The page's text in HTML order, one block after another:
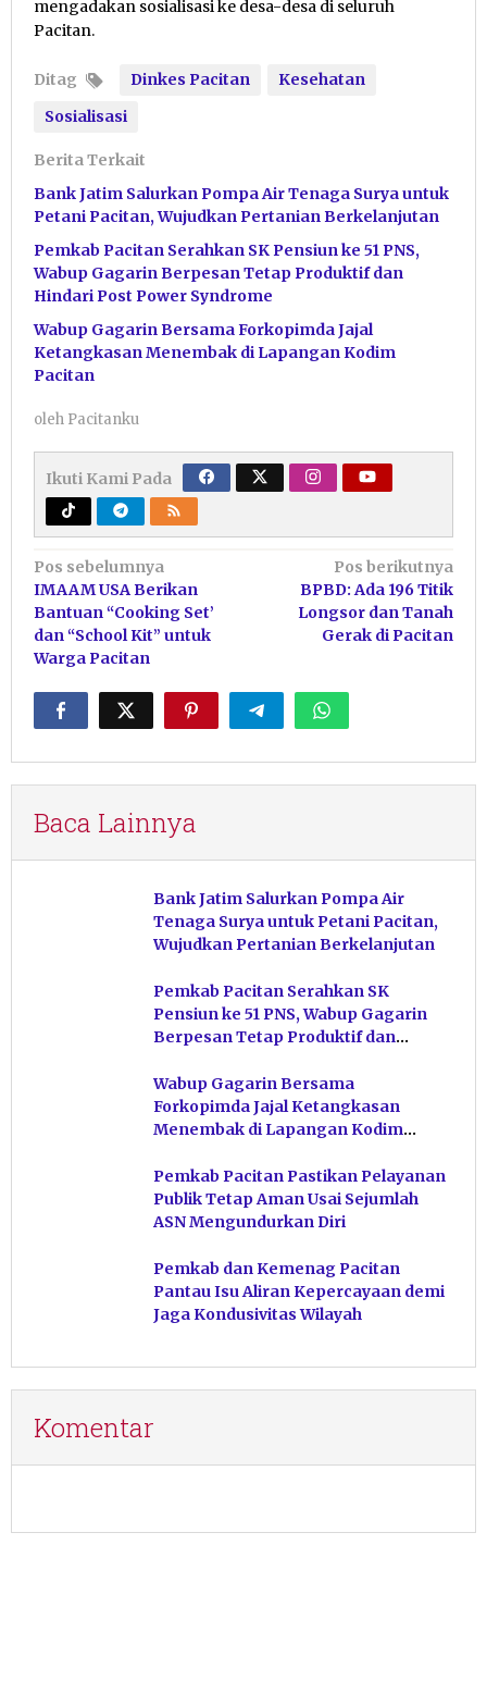
mengadakan sosialisasi ke desa-desa di seluruh
Pacitan.
Ditag Dinkes Pacitan
Kesehatan
Sosialisasi
Berita Terkait
Bank Jatim Salurkan Pompa Air Tenaga Surya untuk
Petani Pacitan, Wujudkan Pertanian Berkelanjutan
Pemkab Pacitan Serahkan SK Pensiun ke 51 PNS,
Wabup Gagarin Berpesan Tetap Produktif dan
Hindari Post Power Syndrome
Wabup Gagarin Bersama Forkopimda Jajal
Ketangkasan Menembak di Lapangan Kodim
Pacitan
oleh Pacitanku
Ikuti Kami Pada
Navigasi
pos
Pos sebelumnya
IMAAM USA Berikan
Bantuan “Cooking Set’
dan “School Kit” untuk
Warga Pacitan
Pos berikutnya
BPBD: Ada 196 Titik
Longsor dan Tanah
Gerak di Pacitan
Baca Lainnya
Bank Jatim Salurkan Pompa Air
Tenaga Surya untuk Petani Pacitan,
Wujudkan Pertanian Berkelanjutan
Pemkab Pacitan Serahkan SK
Pensiun ke 51 PNS, Wabup Gagarin
Berpesan Tetap Produktif dan
Wabup Gagarin Bersama
Forkopimda Jajal Ketangkasan
Menembak di Lapangan Kodim
Pemkab Pacitan Pastikan Pelayanan
Publik Tetap Aman Usai Sejumlah
ASN Mengundurkan Diri
Pemkab dan Kemenag Pacitan
Pantau Isu Aliran Kepercayaan demi
Jaga Kondusivitas Wilayah
Komentar